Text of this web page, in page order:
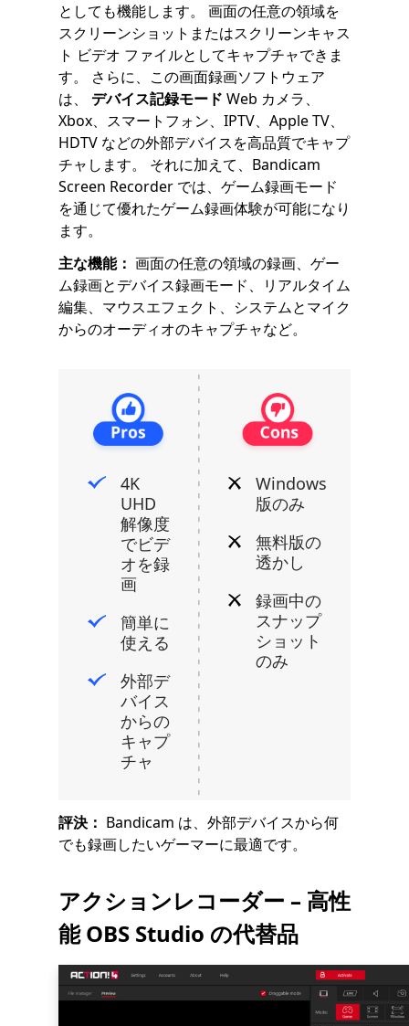
としても機能します。 画面の任意の領域を
スクリーンショットまたはスクリーンキャス
ト ビデオ ファイルとしてキャプチャできま
す。 さらに、この画面録画ソフトウェア
は、 デバイス記録モード Web カメラ、
Xbox、スマートフォン、IPTV、Apple TV、
HDTV などの外部デバイスを高品質でキャプ
チャします。 それに加えて、Bandicam
Screen Recorder では、ゲーム録画モード
を通じて優れたゲーム録画体験が可能になり
ます。
主な機能： 画面の任意の領域の録画、ゲー
ム録画とデバイス録画モード、リアルタイム
編集、マウスエフェクト、システムとマイク
からのオーディオのキャプチャなど。
4K
UHD
解像度
でビデ
オを録
画
簡単に
使える
外部デ
バイス
からの
キャプ
チャ
Windows
版のみ
無料版の
透かし
録画中の
スナップ
ショット
のみ
評決： Bandicam は、外部デバイスから何
でも録画したいゲーマーに最適です。
アクションレコーダー – 高性
能 OBS Studio の代替品